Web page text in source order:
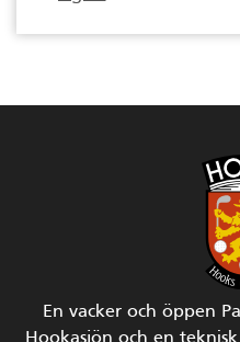
En vacker och öppen
Hookasjön och en